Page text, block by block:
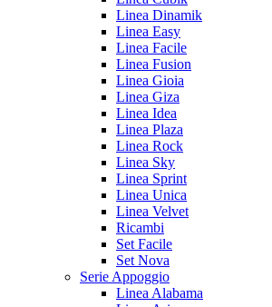
Linea Dinamik
Linea Easy
Linea Facile
Linea Fusion
Linea Gioia
Linea Giza
Linea Idea
Linea Plaza
Linea Rock
Linea Sky
Linea Sprint
Linea Unica
Linea Velvet
Ricambi
Set Facile
Set Nova
Serie Appoggio
Linea Alabama